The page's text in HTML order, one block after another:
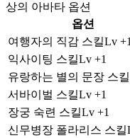
상의 아바타 옵션
옵션
여행자의 직감 스킬Lv +1
익사이팅 스킬Lv +1
유랑하는 별의 문장 스
서바이벌 스킬Lv +1
장궁 숙련 스킬Lv +1
신무병장 폴라리스 스킬